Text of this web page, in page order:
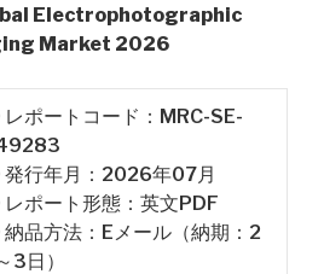
Electrophotographic
Market 2026
レポートコード：MRC-SE-
発行年月：2026年07月
レポート形態：英文PDF
納品方法：Eメール（納期：2
3日）